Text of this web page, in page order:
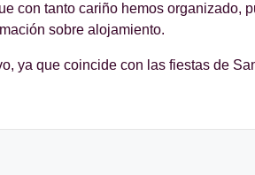
con tanto cariño hemos organizado,
sobre alojamiento.
ya que coincide con las fiestas de